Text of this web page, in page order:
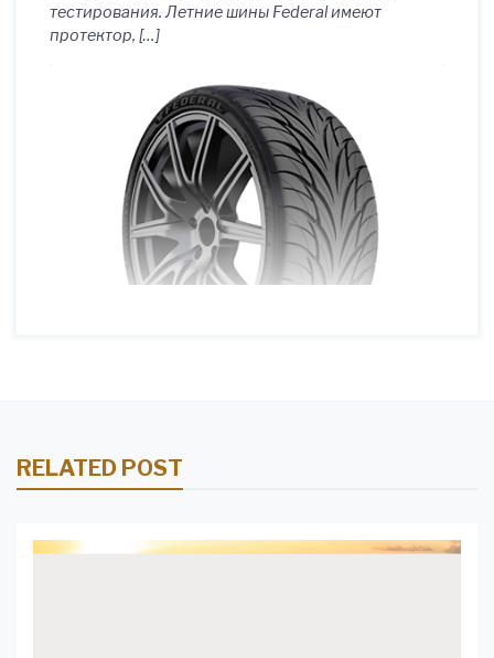
тестирования. Летние шины Federal имеют
протектор, […]
RELATED POST